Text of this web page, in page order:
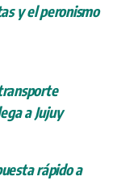
y el peronismo
a Jujuy
rápido a